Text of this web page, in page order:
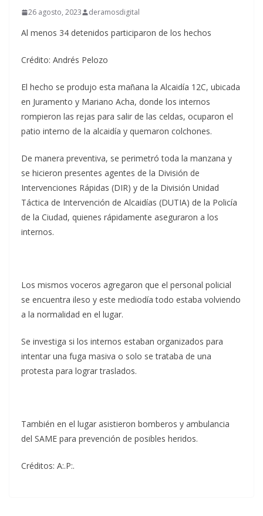
26 agosto, 2023 deramosdigital
Al menos 34 detenidos participaron de los hechos
Crédito: Andrés Pelozo
El hecho se produjo esta mañana la Alcaidía 12C, ubicada
en Juramento y Mariano Acha, donde los internos
rompieron las rejas para salir de las celdas, ocuparon el
patio interno de la alcaidía y quemaron colchones.
De manera preventiva, se perimetró toda la manzana y
se hicieron presentes agentes de la División de
Intervenciones Rápidas (DIR) y de la División Unidad
Táctica de Intervención de Alcaidías (DUTIA) de la Policía
de la Ciudad, quienes rápidamente aseguraron a los
internos.
Los mismos voceros agregaron que el personal policial
se encuentra ileso y este mediodía todo estaba volviendo
a la normalidad en el lugar.
Se investiga si los internos estaban organizados para
intentar una fuga masiva o solo se trataba de una
protesta para lograr traslados.
También en el lugar asistieron bomberos y ambulancia
del SAME para prevención de posibles heridos.
Créditos: A:.P:.